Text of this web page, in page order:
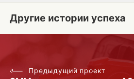
Другие истории успеха
Предыдущий проект